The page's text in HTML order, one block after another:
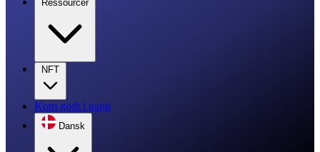
Ressourcer
NFT
Kom godt i gang
Dansk